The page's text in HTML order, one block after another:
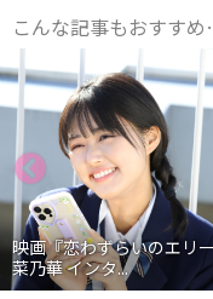
こんな記事もおすす
映画『恋わずらいのエリ
菜乃華 インタ...